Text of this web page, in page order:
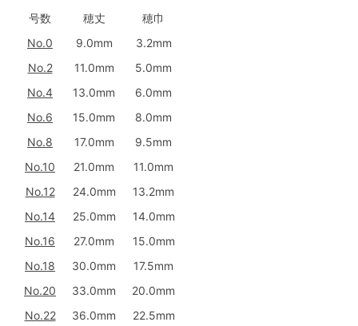
号数 穂丈
穂巾
No.0
9.0mm
3.2mm
No.2
11.0mm
5.0mm
No.4
13.0mm
6.0mm
No.6
15.0mm
8.0mm
No.8
17.0mm
9.5mm
No.10
21.0mm
11.0mm
No.12
24.0mm
13.2mm
No.14
25.0mm
14.0mm
No.16
27.0mm
15.0mm
No.18
30.0mm
17.5mm
No.20
33.0mm
20.0mm
No.22
36.0mm
22.5mm